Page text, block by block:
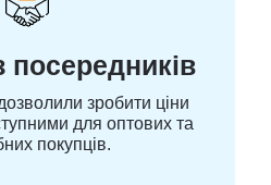
посередників
зробити ціни
для оптових та
покупців.